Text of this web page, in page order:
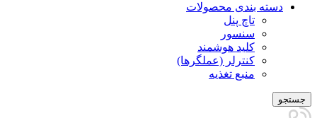
دسته بندی محصولات
تاچ پنل
سنسور
کلید هوشمند
کنترلر (عملگرها)
منبع تغذیه
جستجو